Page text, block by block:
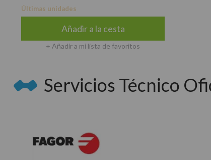
Últimas unidades
Añadir a la cesta
+ Añadir a mi lista de favoritos
Servicios Técnico